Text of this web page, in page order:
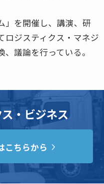
」を開催し、講演、研
ロジスティクス・マネジ
議論を行っている。
・ビジネス
こちらから